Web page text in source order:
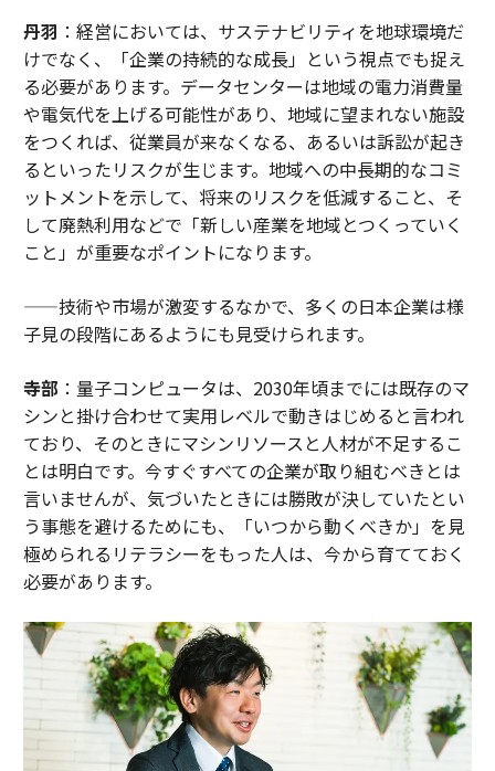
丹羽 ：経営においては、サステナビリティを地球環境だ
けでなく、「企業の持続的な成長」という視点でも捉え
る必要があります。データセンターは地域の電力消費量
や電気代を上げる可能性があり、地域に望まれない施設
をつくれば、従業員が来なくなる、あるいは訴訟が起き
るといったリスクが生じます。地域への中長期的なコミ
ットメントを示して、将来のリスクを低減すること、そ
して廃熱利用などで「新しい産業を地域とつくっていく
こと」が重要なポイントになります。
——技術や市場が激変するなかで、多くの日本企業は様
子見の段階にあるようにも見受けられます。
寺部 ：量子コンピュータは、2030年頃までには既存のマ
シンと掛け合わせて実用レベルで動きはじめると言われ
ており、そのときにマシンリソースと人材が不足するこ
とは明白です。今すぐすべての企業が取り組むべきとは
言いませんが、気づいたときには勝敗が決していたとい
う事態を避けるためにも、「いつから動くべきか」を見
極められるリテラシーをもった人は、今から育てておく
必要があります。